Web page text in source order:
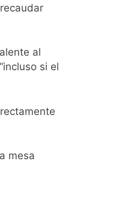
al
si el
mesa